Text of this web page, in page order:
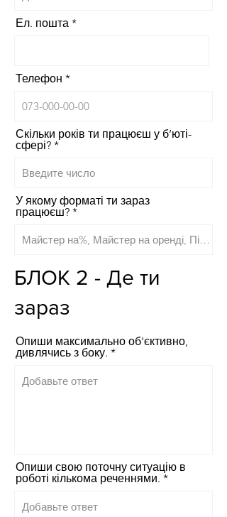
Ел. пошта
Телефон
Скільки років ти працюєш у б’юті-
сфері?
У якому форматі ти зараз
працюєш?
БЛОК 2 - Де ти
зараз
Опиши максимально об'єктивно,
дивлячись з боку.
Опиши свою поточну ситуацію в
роботі кількома реченнями.